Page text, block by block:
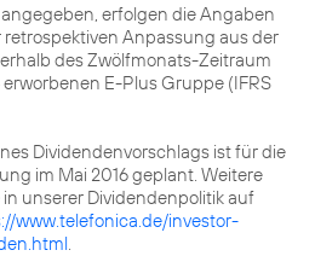
erfolgen die Angaben
Anpassung aus der
des Zwölfmonats-Zeitraum
erworbenen E-Plus Gruppe (IFRS
Dividendenvorschlags ist für die
im Mai 2016 geplant. Weitere
unserer Dividendenpolitik auf
www.telefonica.de/investor-
.